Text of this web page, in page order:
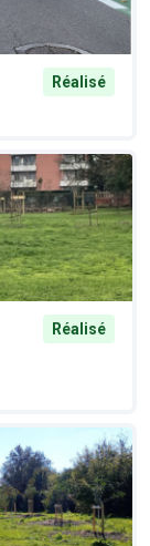
Réalisé
Réalisé